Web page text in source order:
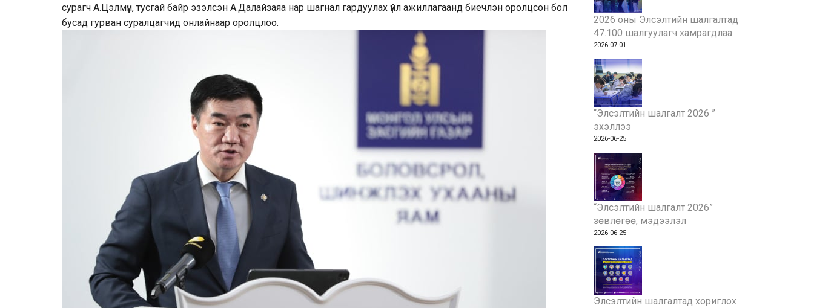
сурагч А.Цэлмүүн, тусгай байр эзэлсэн А.Далайзаяа нар шагнал гардуулах үйл ажиллагаанд биечлэн оролцсон бол
бусад гурван суралцагчид онлайнаар оролцлоо.
2026 оны Элсэлтийн шалгалтад
47.100 шалгуулагч хамрагдлаа
2026-07-01
“Элсэлтийн шалгалт 2026 ”
эхэллээ
2026-06-25
“Элсэлтийн шалгалт 2026”
зөвлөгөө, мэдээлэл
2026-06-25
Элсэлтийн шалгалтад хориглох